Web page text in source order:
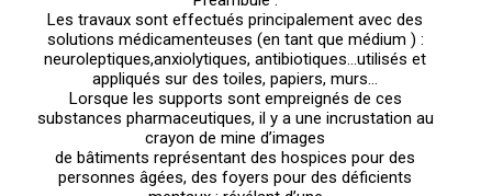
Les travaux sont effectués principalement avec des
solutions médicamenteuses (en tant que médium ) :
neuroleptiques,anxiolytiques, antibiotiques…utilisés et
appliqués sur des toiles, papiers, murs…
Lorsque les supports sont empreignés de ces
substances pharmaceutiques, il y a une incrustation au
crayon de mine d’images
de bâtiments représentant des hospices pour des
personnes âgées, des foyers pour des déficients